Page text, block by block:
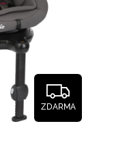
ZDARMA